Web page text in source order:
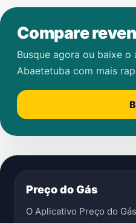
Compare
Busque agora ou baixe
Abaetetuba com mais
Preço do Gás
O Aplicativo Preço do